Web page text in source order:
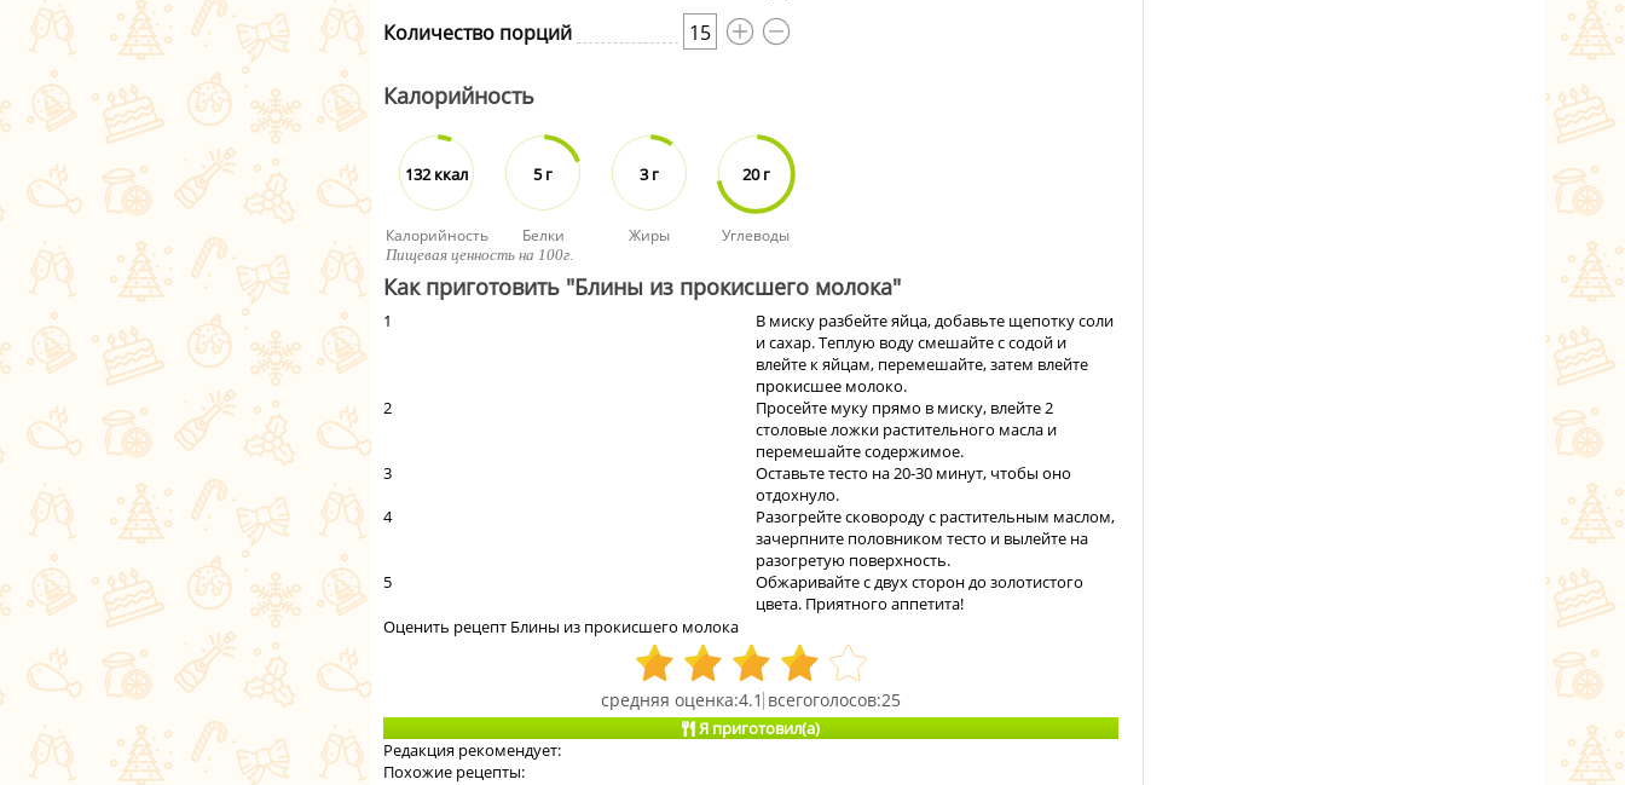
Количество порций 15
Калорийность
132 ккал
Калорийность
5 г
Белки
3 г
Жиры
20 г
Углеводы
Пищевая ценность на 100г.
Как приготовить "Блины из прокисшего молока"
1
В миску разбейте яйца, добавьте щепотку соли
и сахар. Теплую воду смешайте с содой и
влейте к яйцам, перемешайте, затем влейте
прокисшее молоко.
2
Просейте муку прямо в миску, влейте 2
столовые ложки растительного масла и
перемешайте содержимое.
3
Оставьте тесто на 20-30 минут, чтобы оно
отдохнуло.
4
Разогрейте сковороду с растительным маслом,
зачерпните половником тесто и вылейте на
разогретую поверхность.
5
Обжаривайте с двух сторон до золотистого
цвета. Приятного аппетита!
Оценить рецепт Блины из прокисшего молока
4.1 25
Я приготовил(а)
Редакция рекомендует:
Похожие рецепты: